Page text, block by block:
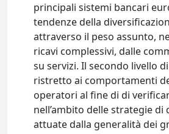
principali sistemi bancari
tendenze della
attraverso il peso assunto,
ricavi complessivi, dalle
su servizi. Il secondo livello
ristretto ai comportamenti
operatori al fine di di
nell’ambito delle strategie di
attuate dalla generalità dei